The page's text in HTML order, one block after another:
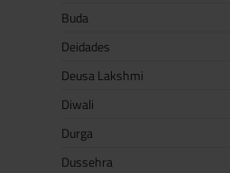
Buda
Deidades
Deusa Lakshmi
Diwali
Durga
Dussehra